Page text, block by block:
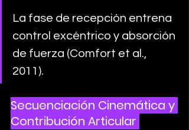
La fase de recepción entrena
control excéntrico y absorción
de fuerza (Comfort et al.,
2011).
Secuenciación Cinemática y
Contribución Articular